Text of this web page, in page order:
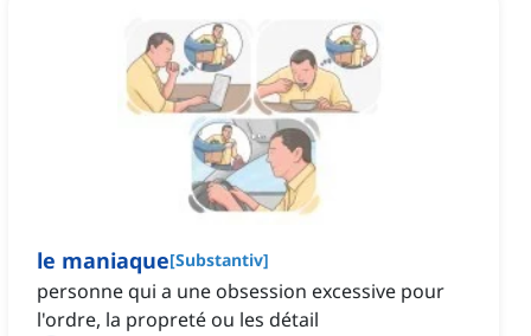
le maniaque[Substantiv]
personne qui a une obsession excessive pour
l'ordre, la propreté ou les détail